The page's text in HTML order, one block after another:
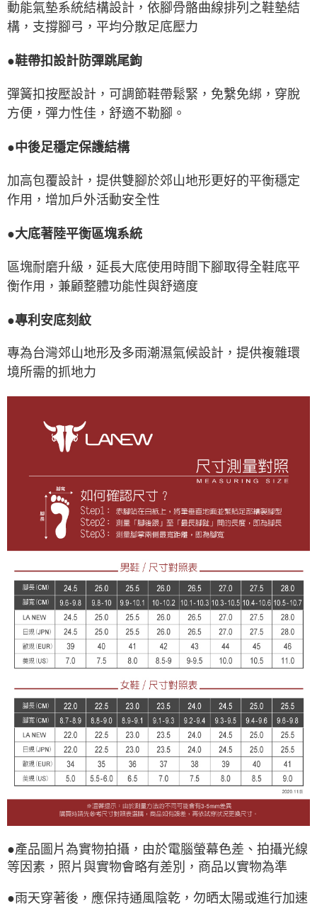
動能氣墊系統結構設計，依腳骨骼曲線排列之鞋墊結
構，支撐腳弓，平均分散足底壓力
●鞋帶扣設計防彈跳尾鉤
彈簧扣按壓設計，可調節鞋帶鬆緊，免繫免綁，穿脫
方便，彈力性佳，舒適不勒腳。
●中後足穩定保護結構
加高包覆設計，提供雙腳於郊山地形更好的平衡穩定
作用，增加戶外活動安全性
●大底著陸平衡區塊系統
區塊耐磨升級，延長大底使用時間下腳取得全鞋底平
衡作用，兼顧整體功能性與舒適度
●專利安底刻紋
專為台灣郊山地形及多雨潮濕氣候設計，提供複雜環
境所需的抓地力
●產品圖片為實物拍攝，由於電腦螢幕色差、拍攝光線
等因素，照片與實物會略有差別，商品以實物為準
●雨天穿著後，應保持通風陰乾，勿晒太陽或進行加速